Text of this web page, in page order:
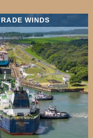
WINDS